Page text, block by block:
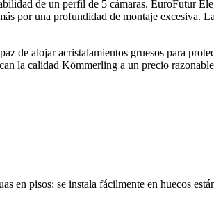
de un perfil de 5 cámaras. EuroFutur
por una profundidad de montaje excesiva.
de alojar acristalamientos gruesos para
la calidad Kömmerling a un precio
pisos: se instala fácilmente en huecos